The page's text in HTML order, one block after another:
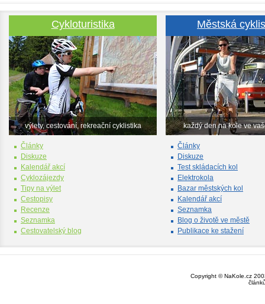
Cykloturistika
výlety, cestování, rekreační cyklistika
Články
Diskuze
Kalendář akcí
Cyklozájezdy
Tipy na výlet
Cestopisy
Recenze
Seznamka
Cestovatelský blog
Městská
každý den na kole ve
Články
Diskuze
Test skládacích kol
Elektrokola
Bazar městských kol
Kalendář akcí
Seznamka
Blog o životě ve městě
Publikace ke stažení
Copyright © NaKole.cz